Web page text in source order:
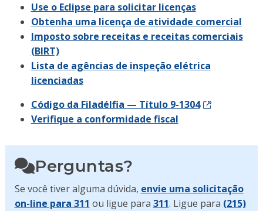
Use o Eclipse para solicitar licenças
Obtenha uma licença de atividade comercial
Imposto sobre receitas e receitas comerciais
(BIRT)
Lista de agências de inspeção elétrica
licenciadas
Código da Filadélfia — Título 9-1304
Verifique a conformidade fiscal
Perguntas?
Se você tiver alguma dúvida, envie uma solicitação
on-line para 311 ou ligue para 311. Ligue para (215)